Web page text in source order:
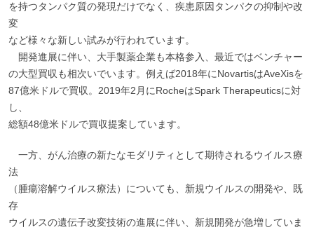
を持つタンパク質の発現だけでなく、疾患原因タンパクの抑制や改
変
など様々な新しい試みが行われています。
開発進展に伴い、大手製薬企業も本格参入、最近ではベンチャー
の大型買収も相次いでいます。例えば2018年にNovartisはAveXisを
87億米ドルで買収。2019年2月にRocheはSpark Therapeuticsに対
し、
総額48億米ドルで買収提案しています。
一方、がん治療の新たなモダリティとして期待されるウイルス療
法
（腫瘍溶解ウイルス療法）についても、新規ウイルスの開発や、既
存
ウイルスの遺伝子改変技術の進展に伴い、新規開発が急増していま